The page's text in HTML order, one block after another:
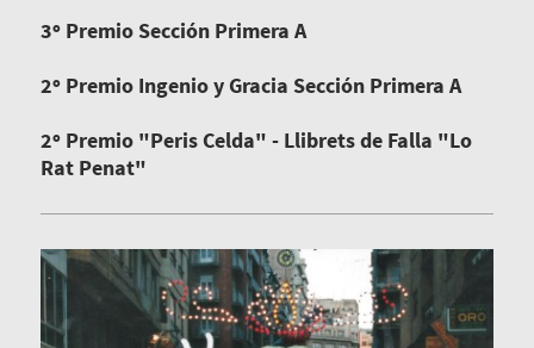
3º Premio Sección Primera A
2º Premio Ingenio y Gracia Sección Primera A
2º Premio "Peris Celda" - Llibrets de Falla "Lo
Rat Penat"